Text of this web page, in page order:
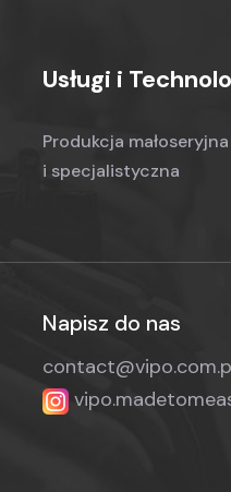
Usługi i
Produkcja małoseryjna
i specjalistyczna
Napisz do nas